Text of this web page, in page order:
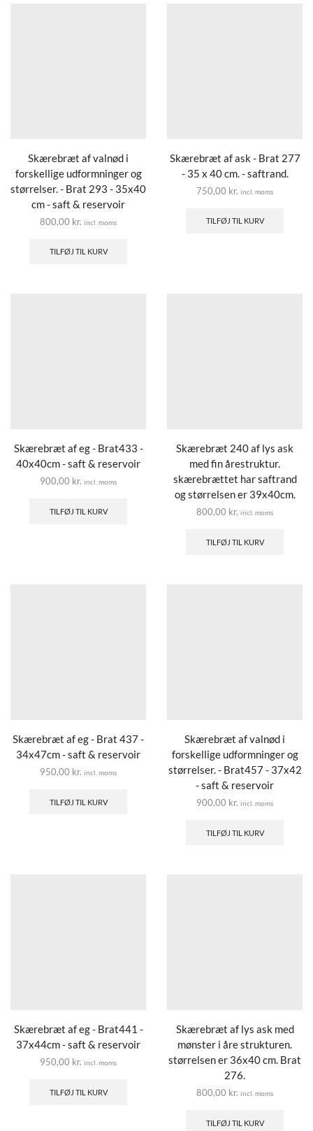
Skærebræt af valnød i
forskellige udformninger og
størrelser. - Brat 293 - 35x40
cm - saft & reservoir
800,00 kr. incl. moms
TILFØJ TIL KURV
Skærebræt af ask - Brat 277
- 35 x 40 cm. - saftrand.
750,00 kr. incl. moms
TILFØJ TIL KURV
Skærebræt af eg - Brat433 -
40x40cm - saft & reservoir
900,00 kr. incl. moms
TILFØJ TIL KURV
Skærebræt 240 af lys ask
med fin årestruktur.
skærebrættet har saftrand
og størrelsen er 39x40cm.
800,00 kr. incl. moms
TILFØJ TIL KURV
Skærebræt af eg - Brat 437 -
34x47cm - saft & reservoir
950,00 kr. incl. moms
TILFØJ TIL KURV
Skærebræt af valnød i
forskellige udformninger og
størrelser. - Brat457 - 37x42
- saft & reservoir
900,00 kr. incl. moms
TILFØJ TIL KURV
Skærebræt af eg - Brat441 -
37x44cm - saft & reservoir
950,00 kr. incl. moms
TILFØJ TIL KURV
Skærebræt af lys ask med
mønster i åre strukturen.
størrelsen er 36x40 cm. Brat
276.
800,00 kr. incl. moms
TILFØJ TIL KURV